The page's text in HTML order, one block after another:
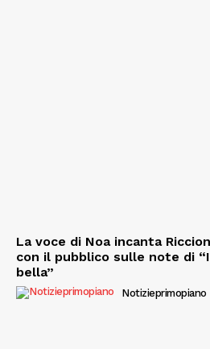
La voce di Noa incanta
con il pubblico sulle note di
bella”
Notizieprimopiano